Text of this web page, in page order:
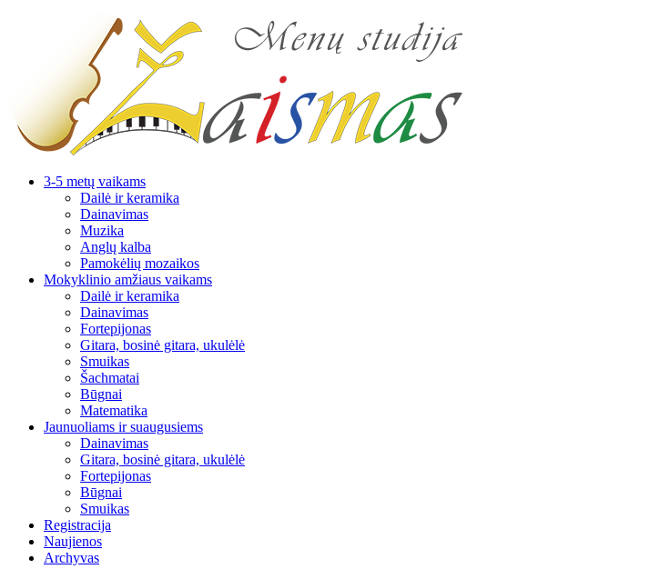
3-5 metų vaikams
Dailė ir keramika
Dainavimas
Muzika
Anglų kalba
Pamokėlių mozaikos
Mokyklinio amžiaus vaikams
Dailė ir keramika
Dainavimas
Fortepijonas
Gitara, bosinė gitara, ukulėlė
Smuikas
Šachmatai
Būgnai
Matematika
Jaunuoliams ir suaugusiems
Dainavimas
Gitara, bosinė gitara, ukulėlė
Fortepijonas
Būgnai
Smuikas
Registracija
Naujienos
Archyvas